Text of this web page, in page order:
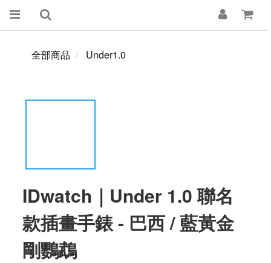
全部商品 Under1.0
IDwatch｜Under 1.0 聯名
款插畫手錶 - 巴西 / 藍黃金
剛鸚鵡